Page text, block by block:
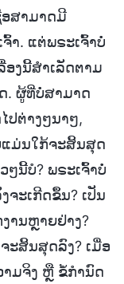
ອສາມາດມີ
າ. ແຕ່ພຣະເຈົ້າບໍ່
ອງນີ້ສຳເລັດຕາມ
. ຜູ້ທີ່ບໍ່ສາມາດ
ປຕ່າງໆນາໆ,
ແມ່ນໃກ້ຈະສິ້ນສຸດ
ນີ້ບໍ? ພຣະເຈົ້າບໍ່
ະເກີດຂຶ້ນ? ເປັນ
ານຫຼາຍຢ່າງ?
ະສິ້ນສຸດລົງ? ເມື່ອ
າມຈິງ ຫຼື ຂໍ້ກຳນົດ